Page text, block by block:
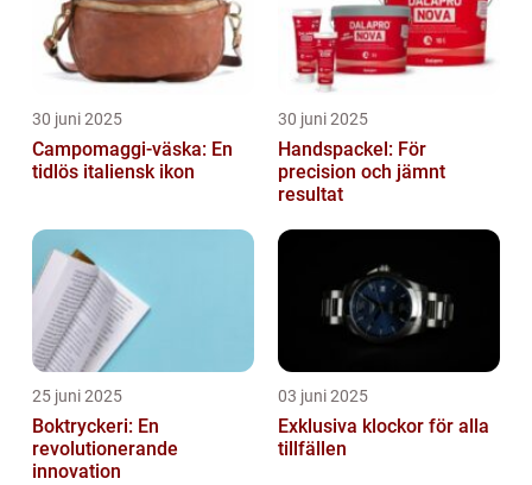
30 juni 2025
Campomaggi-väska: En
tidlös italiensk ikon
30 juni 2025
Handspackel: För
precision och jämnt
resultat
25 juni 2025
Boktryckeri: En
revolutionerande
innovation
03 juni 2025
Exklusiva klockor för alla
tillfällen